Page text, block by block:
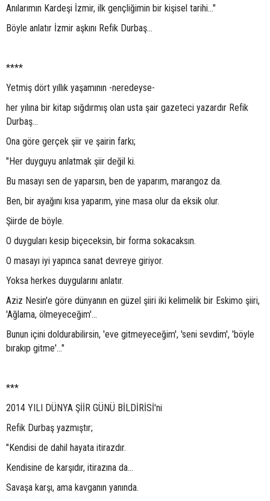
Anılarımın Kardeşi İzmir, ilk gençliğimin bir kişisel tarihi…"
Böyle anlatır İzmir aşkını Refik Durbaş...
****
Yetmiş dört yıllık yaşamının -neredeyse-
her yılına bir kitap sığdırmış olan usta şair gazeteci yazardır Refik
Durbaş...
Ona göre gerçek şiir ve şairin farkı;
"Her duyguyu anlatmak şiir değil ki.
Bu masayı sen de yaparsın, ben de yaparım, marangoz da.
Ben, bir ayağını kısa yaparım, yine masa olur da eksik olur.
Şiirde de böyle.
O duyguları kesip biçeceksin, bir forma sokacaksın.
O masayı iyi yapınca sanat devreye giriyor.
Yoksa herkes duygularını anlatır.
Aziz Nesin'e göre dünyanın en güzel şiiri iki kelimelik bir Eskimo şiiri,
'Ağlama, ölmeyeceğim'…
Bunun içini doldurabilirsin, 'eve gitmeyeceğim', 'seni sevdim', 'böyle
bırakıp gitme'…"
***
2014 YILI DÜNYA ŞİİR GÜNÜ BİLDİRİSİ'ni
Refik Durbaş yazmıştır;
"Kendisi de dahil hayata itirazdır.
Kendisine de karşıdır, itirazına da…
Savaşa karşı, ama kavganın yanında.